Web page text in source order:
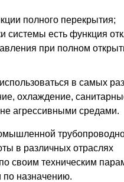
полного перекрытия;
системы есть функция
при полном
в самых
охлаждение,
агрессивными средами.
в различных отраслях
своим техническим
по назначению.